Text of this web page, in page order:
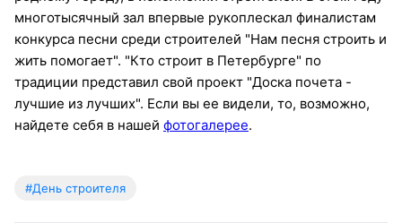
многотысячный зал впервые рукоплескал финалистам
конкурса песни среди строителей "Нам песня строить и
жить помогает". "Кто строит в Петербурге" по
традиции представил свой проект "Доска почета -
лучшие из лучших". Если вы ее видели, то, возможно,
найдете себя в нашей фотогалерее.
#День строителя